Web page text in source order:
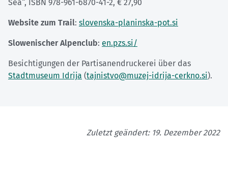
Sea“, ISBN 978-961-6870-41-2, € 27,90
Website zum Trail: slovenska-planinska-pot.si
Slowenischer Alpenclub: en.pzs.si/
Besichtigungen der Partisanendruckerei über das
Stadtmuseum Idrija (tajnistvo@muzej-idrija-cerkno.si).
Zuletzt geändert: 19. Dezember 2022